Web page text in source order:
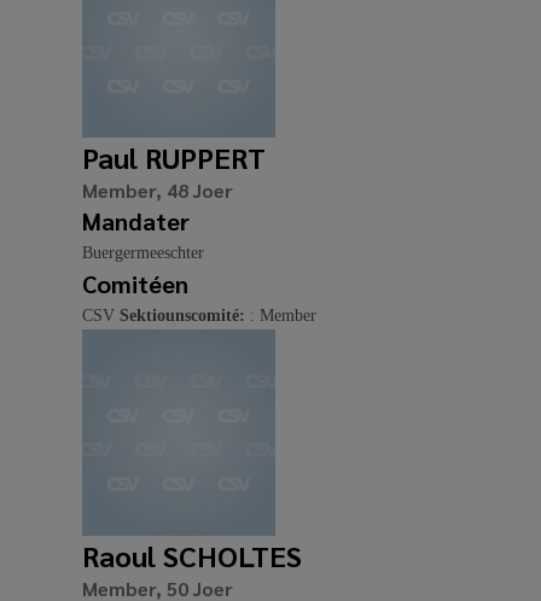
Paul RUPPERT
Member, 48 Joer
Mandater
Buergermeeschter
Comitéen
CSV Sektiounscomité: : Member
Raoul SCHOLTES
Member, 50 Joer